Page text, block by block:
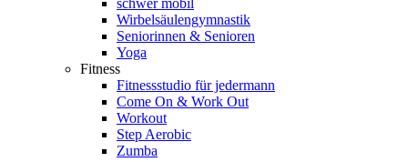
schwer mobil
Wirbelsäulengymnastik
Seniorinnen & Senioren
Yoga
Fitness
Fitnessstudio für jedermann
Come On & Work Out
Workout
Step Aerobic
Zumba